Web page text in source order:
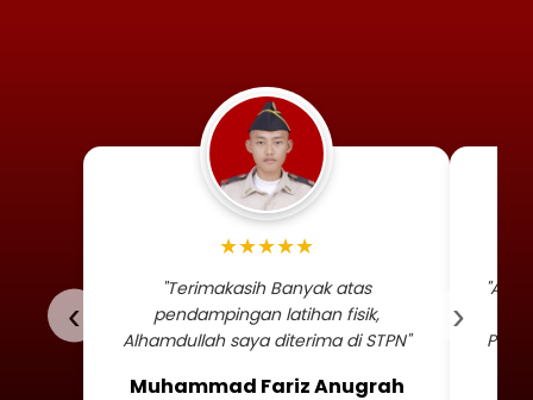
‹
Foto profil siswa
★★★★★
"Terimakasih Banyak atas
pendampingan latihan fisik,
Alhamdullah saya diterima di STPN"
Muhammad Fariz Anugrah
›